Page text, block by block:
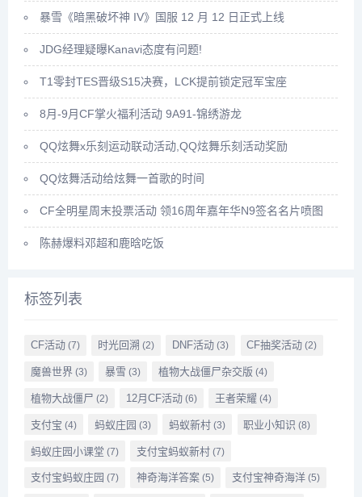
暴雪《暗黑破坏神 IV》国服 12 月 12 日正式上线
JDG经理疑曝Kanavi态度有问题!
T1零封TES晋级S15决赛，LCK提前锁定冠军宝座
8月-9月CF掌火福利活动 9A91-锦绣游龙
QQ炫舞x乐刻运动联动活动,QQ炫舞乐刻活动奖励
QQ炫舞活动给炫舞一首歌的时间
CF全明星周末投票活动 领16周年嘉年华N9签名名片喷图
陈赫爆料邓超和鹿晗吃饭
标签列表
CF活动(7) 时光回溯 (2) DNF活动 (3) CF抽奖活动 (2)
魔兽世界(3) 暴雪 (3) 植物大战僵尸杂交版 (4)
植物大战僵尸 (2) 12月CF活动(6) 王者荣耀 (4)
支付宝 (4) 蚂蚁庄园 (3) 蚂蚁新村 (3) 职业小知识 (8)
蚂蚁庄园小课堂 (7) 支付宝蚂蚁新村(7)
支付宝蚂蚁庄园 (7) 神奇海洋答案(5) 支付宝神奇海洋 (5)